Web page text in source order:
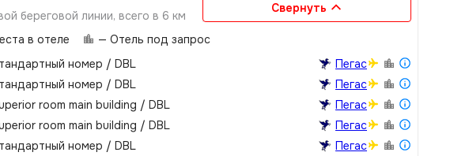
береговой линии, всего в 6 км
На площади в 40 000 кв.м
с различными видами растений и
Свернуть
в отеле
— Отель под запрос
номер / DBL
Пегас
номер / DBL
Пегас
room main building / DBL
Пегас
room main building / DBL
Пегас
номер / DBL
Пегас